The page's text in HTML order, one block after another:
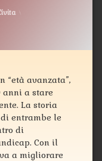
il12 Marzo 2019
“età avanzata”,
anni a stare
La storia
entrambe le
di
Con il
a migliorare